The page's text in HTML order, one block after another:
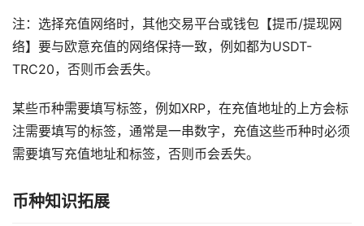
注：选择充值网络时，其他交易平台或钱包【提币/提现网
络】要与欧意充值的网络保持一致，例如都为USDT-
TRC20，否则币会丢失。
某些币种需要填写标签，例如XRP，在充值地址的上方会标
注需要填写的标签，通常是一串数字，充值这些币种时必须
需要填写充值地址和标签，否则币会丢失。
币种知识拓展